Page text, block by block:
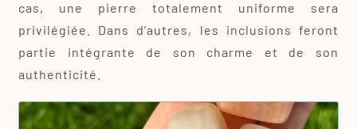
cas, une pierre totalement uniforme sera
privilégiée. Dans d’autres, les inclusions feront
partie intégrante de son charme et de son
authenticité.